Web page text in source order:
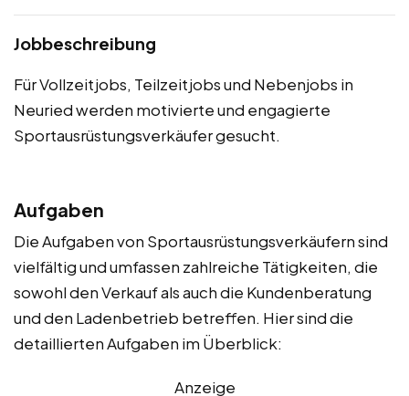
Jobbeschreibung
Für Vollzeitjobs, Teilzeitjobs und Nebenjobs in
Neuried werden motivierte und engagierte
Sportausrüstungsverkäufer gesucht.
Aufgaben
Die Aufgaben von Sportausrüstungsverkäufern sind
vielfältig und umfassen zahlreiche Tätigkeiten, die
sowohl den Verkauf als auch die Kundenberatung
und den Ladenbetrieb betreffen. Hier sind die
detaillierten Aufgaben im Überblick:
Anzeige